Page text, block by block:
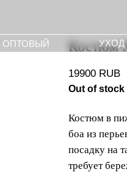
УХОД Костюм
19900 RUB
Out of stock
Костюм в
боа из
посадку на
требует